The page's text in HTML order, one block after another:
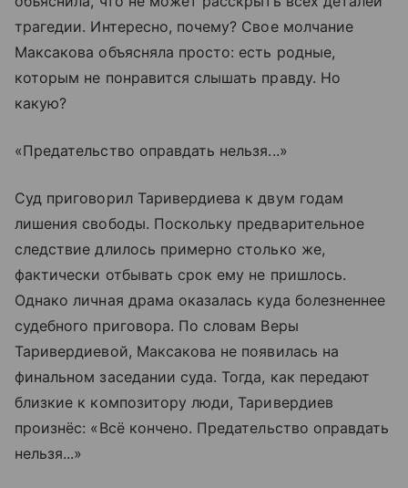
трагедии. Интересно, почему? Свое молчание
Максакова объясняла просто: есть родные,
которым не понравится слышать правду. Но
какую?
«Предательство оправдать нельзя...»
Суд приговорил Таривердиева к двум годам
лишения свободы. Поскольку предварительное
следствие длилось примерно столько же,
фактически отбывать срок ему не пришлось.
Однако личная драма оказалась куда болезненнее
судебного приговора. По словам Веры
Таривердиевой, Максакова не появилась на
финальном заседании суда. Тогда, как передают
близкие к композитору люди, Таривердиев
произнёс: «Всё кончено. Предательство оправдать
нельзя...»